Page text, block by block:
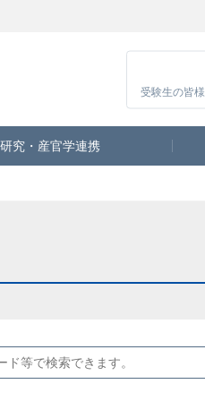
受験生の皆様
研究・産官学連携